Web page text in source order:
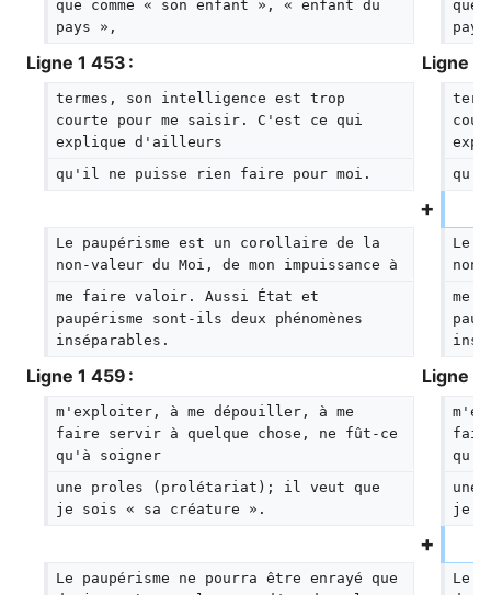
que comme « son enfant », « enfant du
pays »,
que
Ligne 1 453 : Ligne 1
termes, son intelligence est trop
courte pour me saisir. C'est ce qui
explique d'ailleurs
qu'il ne puisse rien faire pour moi.
Le paupérisme est un corollaire de la
non-valeur du Moi, de mon impuissance à
Le
me faire valoir. Aussi État et
paupérisme sont-ils deux phénomènes
inséparables.
me
Ligne 1 459 : Ligne 1
m'exploiter, à me dépouiller, à me
faire servir à quelque chose, ne fût-ce
qu'à soigner
une proles (prolétariat); il veut que
je sois « sa créature ».
je
Le paupérisme ne pourra être enrayé que
Le